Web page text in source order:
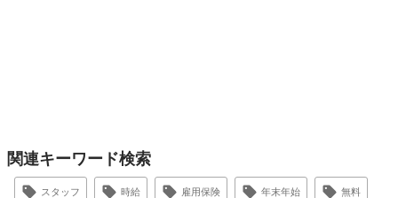
関連キーワード検索
スタッフ 時給 雇用保険 年末年始 無料